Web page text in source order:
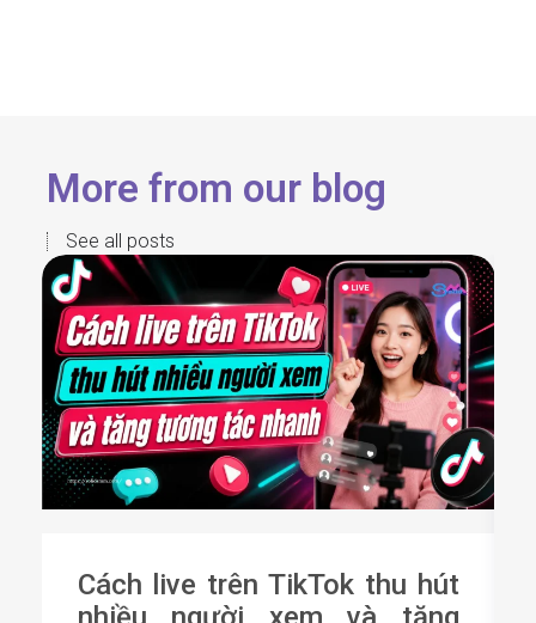
More from our blog
See all posts
Cách live trên TikTok thu hút